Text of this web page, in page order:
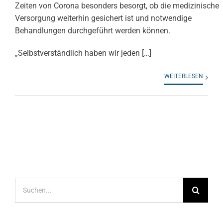
Zeiten von Corona besonders besorgt, ob die medizinische
Versorgung weiterhin gesichert ist und notwendige
Behandlungen durchgeführt werden können.
„Selbstverständlich haben wir jeden […]
WEITERLESEN
nach: